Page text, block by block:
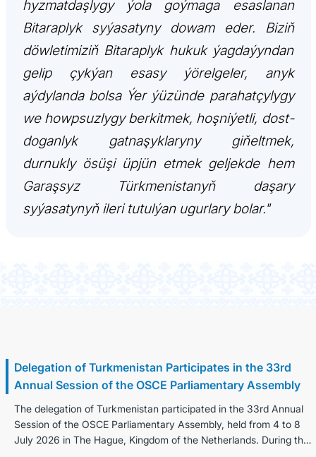
ARAGATNAŞYK
hyzmatdaşlygy ýola goýmaga esaslanan
Bitaraplyk syýasatyny dowam eder. Biziň
döwletimiziň Bitaraplyk hukuk ýagdaýyndan
gelip çykýan esasy ýörelgeler, anyk
aýdylanda bolsa Ýer ýüzünde parahatçylygy
we howpsuzlygy berkitmek, hoşniýetli, dost-
doganlyk gatnaşyklaryny giňeltmek,
durnukly ösüşi üpjün etmek geljekde hem
Garaşsyz Türkmenistanyň daşary
syýasatynyň ileri tutulýan ugurlary bolar."
Delegation of Turkmenistan Participates in the 33rd
Annual Session of the OSCE Parliamentary Assembly
The delegation of Turkmenistan participated in the 33rd Annual
Session of the OSCE Parliamentary Assembly, held from 4 to 8
July 2026 in The Hague, Kingdom of the Netherlands. During the